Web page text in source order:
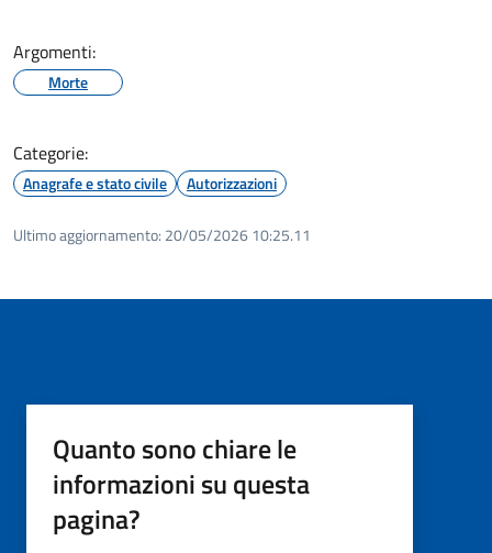
Argomenti:
Morte
Categorie:
Anagrafe e stato civile Autorizzazioni
Ultimo aggiornamento: 20/05/2026 10:25.11
Quanto sono chiare le
informazioni su questa
pagina?